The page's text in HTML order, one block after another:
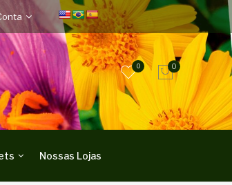
0
0
Nossas Lojas